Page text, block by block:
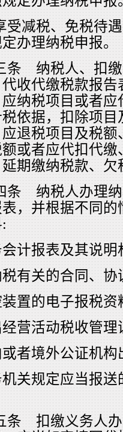
受减税、免税待
办理纳税申报。
条 纳税人、扣
收代缴税款报
纳税项目或者
依据，扣除项
退税项目及税
或者应代扣代
期缴纳税款、欠
条 纳税人办理
，并根据不同
计报表及其说明
有关的合同、协
置的电子报税资
营活动税收管
者境外公证机
关规定应当报
条 扣缴义务人